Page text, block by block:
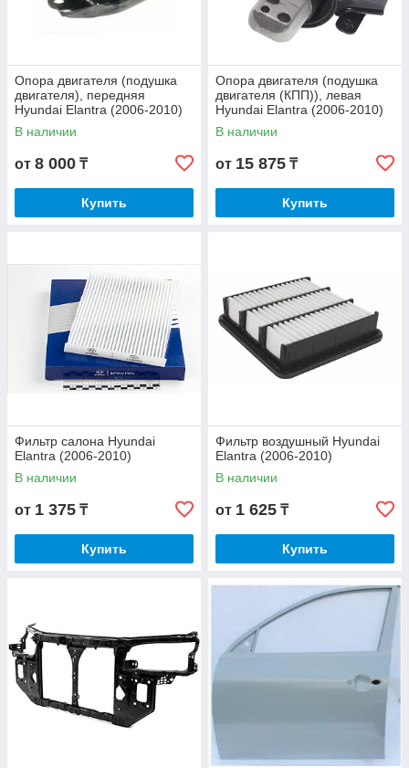
Опора двигателя (подушка
двигателя), передняя
Hyundai Elantra (2006-2010)
В наличии
от 8 000 ₸
Купить
Опора двигателя (подушка
двигателя (КПП)), левая
Hyundai Elantra (2006-2010)
В наличии
от 15 875 ₸
Купить
Фильтр салона Hyundai
Elantra (2006-2010)
В наличии
от 1 375 ₸
Купить
Фильтр воздушный Hyundai
Elantra (2006-2010)
В наличии
от 1 625 ₸
Купить